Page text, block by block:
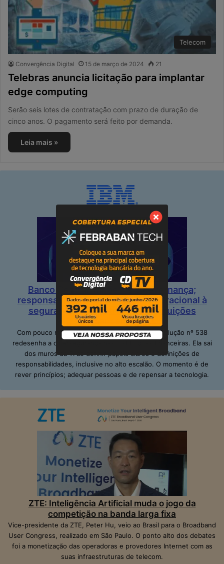
Telecom
Convergência Digital 15 de março de 2024 21
Telebras anuncia licitação para implantar
edge computing
Serão seis lotes de contratação com prazo de duração de
cinco anos. O pagamento será feito por demanda.
Leia mais »
Banco Central impõe mais governança;
responsabilidade e resiliência operacional à
segurança cibernética nas instituições
financeiras
Com pouco mais de dois meses em vigor, a resolução nº 538
redesenha a cibersegurança nas instituições financeiras. Ela sai
dos muros da TI ao definir papéis claros e definições de
responsabilidades, inclusive no alto escalão. O momento é de
rever princípios; adequar pessoas e de repensar a tecnologia.
ZTE: Inteligência Artificial muda o jogo da
competição na banda larga fixa
Vice-presidente da ZTE, Peter Hu, veio ao Brasil para o Broadband
User Congress, realizado em São Paulo. O ponto alto dos debates
foi a monetização das operadoras e provedores Internet com as
suas infraestruturas de telecom.